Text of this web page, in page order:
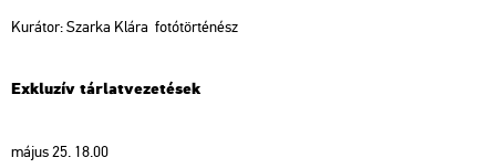
Ku­rá­tor: Szar­ka Klára fo­tó­tör­té­nész
Exk­lu­zív tár­lat­ve­ze­té­sek
május 25. 18.00